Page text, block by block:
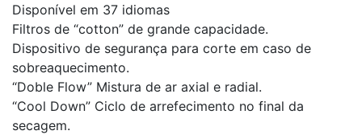
Disponível em 37 idiomas
Filtros de “cotton” de grande capacidade.
Dispositivo de segurança para corte em caso de
sobreaquecimento.
“Doble Flow” Mistura de ar axial e radial.
“Cool Down” Ciclo de arrefecimento no final da
secagem.